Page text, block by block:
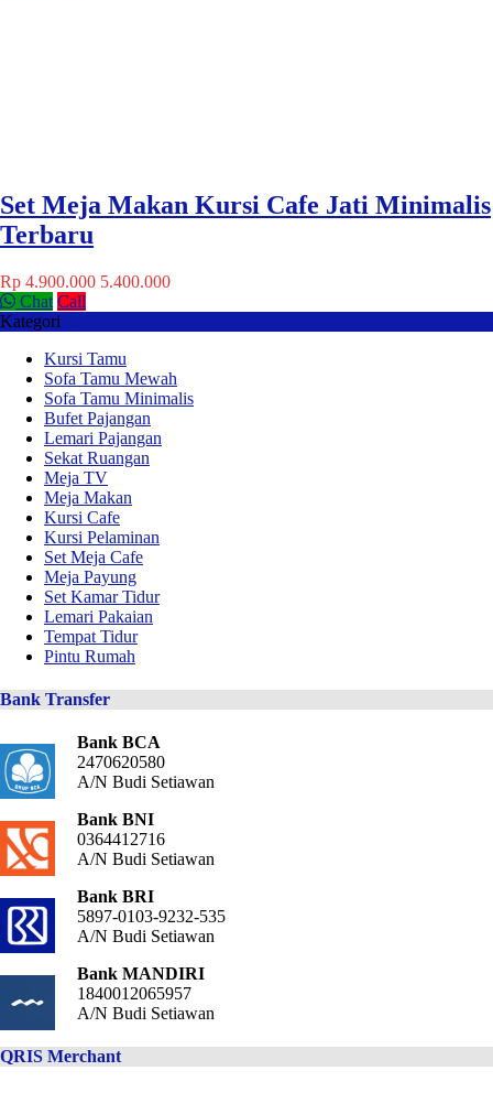
Set Meja Makan Kursi Cafe Jati Minimalis
Terbaru
Rp 4.900.000 5.400.000
Chat Call
Kategori
Kursi Tamu
Sofa Tamu Mewah
Sofa Tamu Minimalis
Bufet Pajangan
Lemari Pajangan
Sekat Ruangan
Meja TV
Meja Makan
Kursi Cafe
Kursi Pelaminan
Set Meja Cafe
Meja Payung
Set Kamar Tidur
Lemari Pakaian
Tempat Tidur
Pintu Rumah
Bank Transfer
Bank BCA
2470620580
A/N Budi Setiawan
Bank BNI
0364412716
A/N Budi Setiawan
Bank BRI
5897-0103-9232-535
A/N Budi Setiawan
Bank MANDIRI
1840012065957
A/N Budi Setiawan
QRIS Merchant